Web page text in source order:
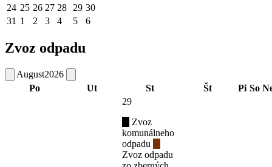
24 25 26 27 28 29 30
31 1 2 3 4 5 6
Zvoz odpadu
August2026
Po
Ut St Št Pi So
29
Zvoz
komunálneho
odpadu
Zvoz odpadu